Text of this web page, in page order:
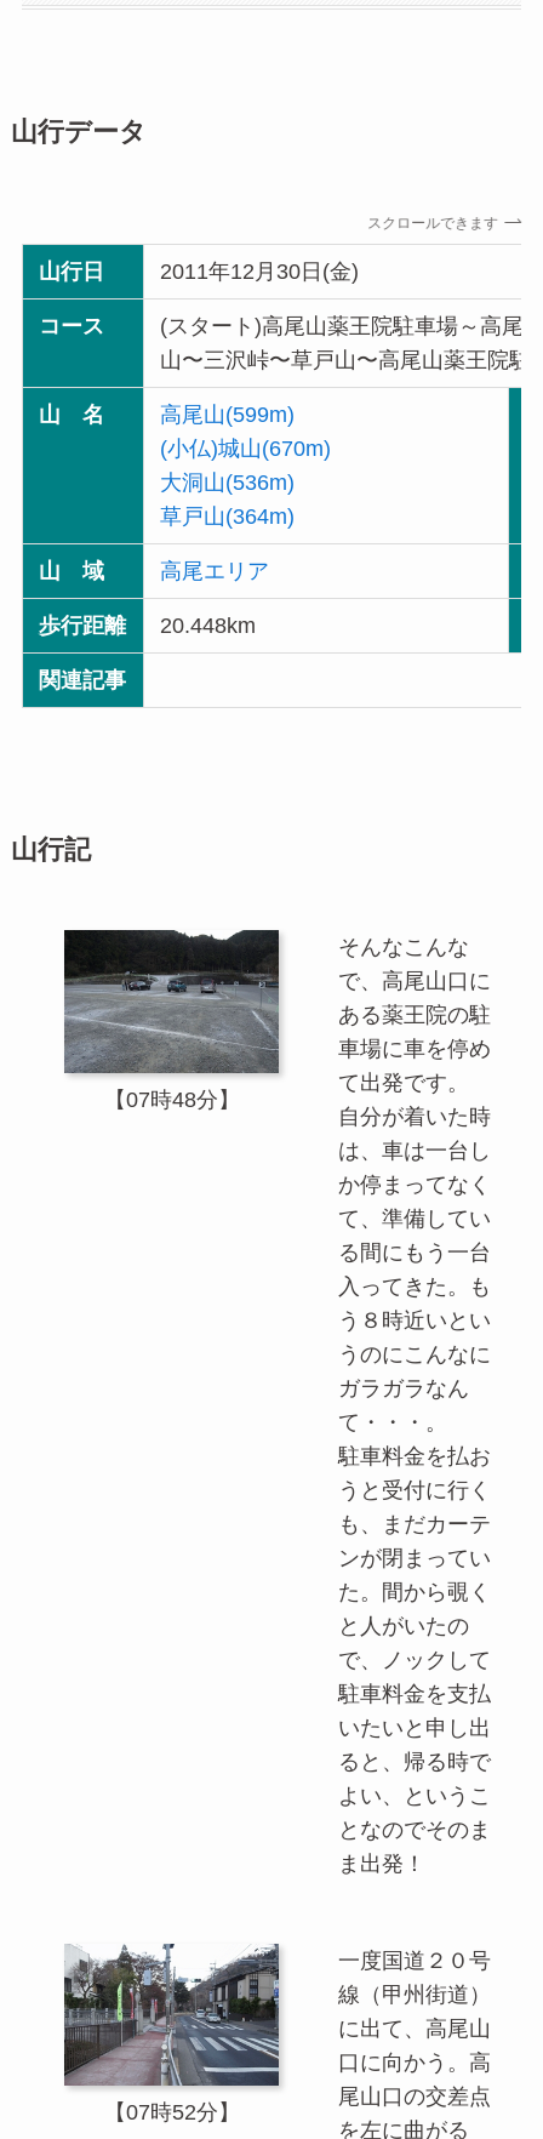
山行データ
スクロールできます
山行日 2011年12月30日(金)
コース
(スタート)高尾山薬王院駐車場～高尾
山〜三沢峠〜草戸山〜高尾山薬王院駐
山 名
高尾山(599m)
(小仏)城山(670m)
大洞山(536m)
草戸山(364m)
山 域 高尾エリア
歩行距離 20.448km
関連記事
山行記
【07時48分】
そんなこんな
で、高尾山口に
ある薬王院の駐
車場に車を停め
て出発です。
自分が着いた時
は、車は一台し
か停まってなく
て、準備してい
る間にもう一台
入ってきた。も
う８時近いとい
うのにこんなに
ガラガラなん
て・・・。
駐車料金を払お
うと受付に行く
も、まだカーテ
ンが閉まってい
た。間から覗く
と人がいたの
で、ノックして
駐車料金を支払
いたいと申し出
ると、帰る時で
よい、というこ
となのでそのま
ま出発！
【07時52分】
一度国道２０号
線（甲州街道）
に出て、高尾山
口に向かう。高
尾山口の交差点
を左に曲がる